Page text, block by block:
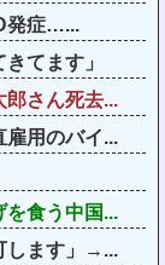
発症…...
てます」
郎さん死去...
雇用のバイ...
を食う中国...
します」→...